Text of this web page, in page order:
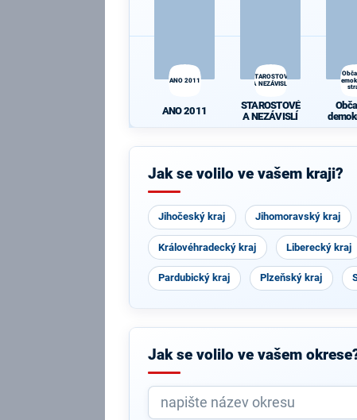
ANO 2011
ANO 2011
STAROSTOVÉ
A NEZÁVISLÍ
STAROSTOVÉ
A NEZÁVISLÍ
Jak se volilo ve vašem kraji?
Jihočeský kraj Jihomoravský kraj
Královéhradecký kraj Liberecký kraj
Pardubický kraj Plzeňský kraj
Jak se volilo ve vašem